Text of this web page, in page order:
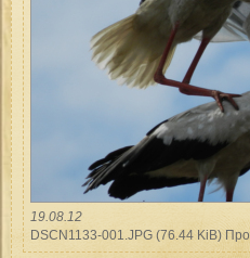
19.08.12
DSCN1133-001.JPG (76.44 KiB)